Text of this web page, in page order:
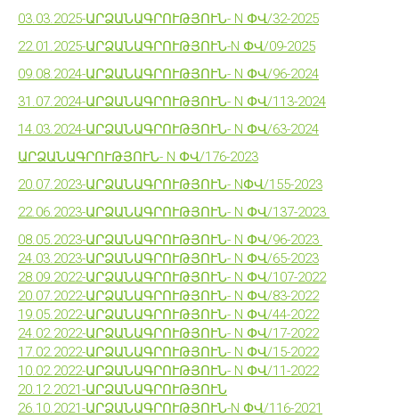
03.03.2025-ԱՐՁԱՆԱԳՐՈՒԹՅՈՒՆ- N ՓՎ/32-2025
22.01.2025-ԱՐՁԱՆԱԳՐՈՒԹՅՈՒՆ-N ՓՎ/09-2025
09.08.2024-ԱՐՁԱՆԱԳՐՈՒԹՅՈՒՆ- N ՓՎ/96-2024
31.07.2024-ԱՐՁԱՆԱԳՐՈՒԹՅՈՒՆ- N ՓՎ/113-2024
14.03.2024-ԱՐՁԱՆԱԳՐՈՒԹՅՈՒՆ- N ՓՎ/63-2024
ԱՐՁԱՆԱԳՐՈՒԹՅՈՒՆ- N ՓՎ/176-2023
20.07.2023-ԱՐՁԱՆԱԳՐՈՒԹՅՈՒՆ- NՓՎ/155-2023
22.06.2023-ԱՐՁԱՆԱԳՐՈՒԹՅՈՒՆ- N ՓՎ/137-2023
08.05.2023-ԱՐՁԱՆԱԳՐՈՒԹՅՈՒՆ- N ՓՎ/96-2023
24.03.2023-ԱՐՁԱՆԱԳՐՈՒԹՅՈՒՆ- N ՓՎ/65-2023
28.09.2022-ԱՐՁԱՆԱԳՐՈՒԹՅՈՒՆ- N ՓՎ/107-2022
20.07.2022-ԱՐՁԱՆԱԳՐՈՒԹՅՈՒՆ- N ՓՎ/83-2022
19.05.2022-ԱՐՁԱՆԱԳՐՈՒԹՅՈՒՆ- N ՓՎ/44-2022
24.02.2022-ԱՐՁԱՆԱԳՐՈՒԹՅՈՒՆ- N ՓՎ/17-2022
17.02.2022-ԱՐՁԱՆԱԳՐՈՒԹՅՈՒՆ- N ՓՎ/15-2022
10.02.2022-ԱՐՁԱՆԱԳՐՈՒԹՅՈՒՆ- N ՓՎ/11-2022
20.12.2021-ԱՐՁԱՆԱԳՐՈՒԹՅՈՒՆ
26.10.2021-ԱՐՁԱՆԱԳՐՈՒԹՅՈՒՆ-N ՓՎ/116-2021